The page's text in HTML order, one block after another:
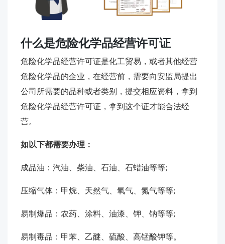
什么是危险化学品经营许可证
危险化学品经营许可证是化工贸易，或者其他经营
危险化学品的企业，在经营前，需要向安监局提出
公司所需要的品种或者类别，提交相应资料，拿到
危险化学品经营许可证，拿到这个证才能合法经
营。
如以下都需要办理：
成品油：汽油、柴油、石油、石蜡油等等;
压缩气体：甲烷、天然气、氧气、氮气等等;
易制爆品：农药、涂料、油漆、钾、钠等等;
易制毒品：甲苯、乙醚、硫酸、高锰酸钾等。